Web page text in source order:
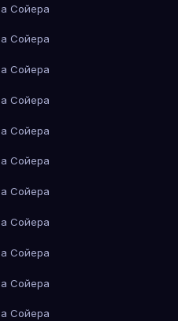
Сойера
Сойера
Сойера
Сойера
Сойера
Сойера
Сойера
Сойера
Сойера
Сойера
Сойера